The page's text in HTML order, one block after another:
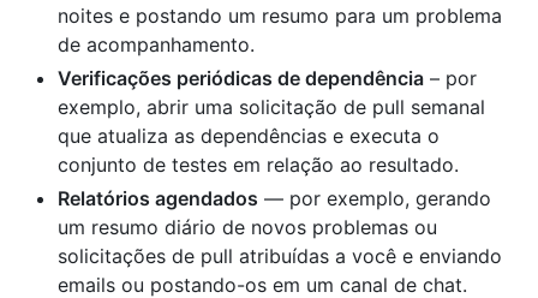
noites e postando um resumo para um problema
de acompanhamento.
Verificações periódicas de dependência – por
exemplo, abrir uma solicitação de pull semanal
que atualiza as dependências e executa o
conjunto de testes em relação ao resultado.
Relatórios agendados — por exemplo, gerando
um resumo diário de novos problemas ou
solicitações de pull atribuídas a você e enviando
emails ou postando-os em um canal de chat.